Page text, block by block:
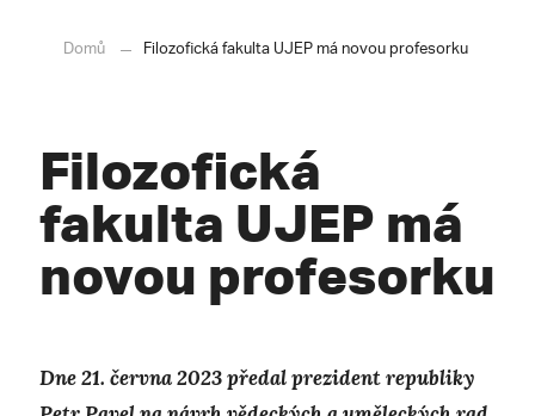
Domů Filozofická fakulta UJEP má novou profesorku
Filozofická
fakulta UJEP má
novou profesorku
Dne 21. června 2023 předal prezident republiky